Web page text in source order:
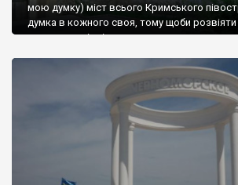
мою думку) міст всього Кримського
думка в кожного своя, тому щоби розвіяти
запрошую відвідати це